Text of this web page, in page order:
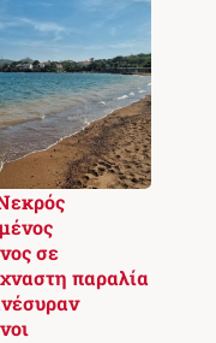
σε
παραλία